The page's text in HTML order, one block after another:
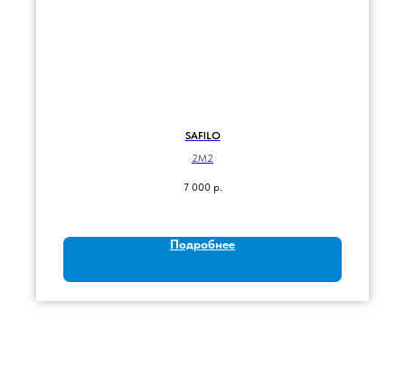
SAFILO
2M2
7 000 р.
Подробнее